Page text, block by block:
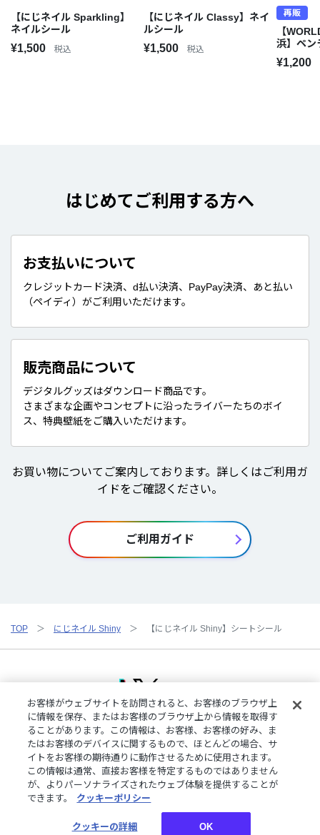
【にじネイル Sparkling】
ネイルシール
¥1,500 税込
【にじネイル Classy】ネイ
ルシール
¥1,500 税込
再販
【
浜】ペン
¥1,200
はじめてご利用する方へ
お支払いについて
クレジットカード決済、d払い決済、PayPay決済、あと払い
（ペイディ）がご利用いただけます。
販売商品について
デジタルグッズはダウンロード商品です。
さまざまな企画やコンセプトに沿ったライバーたちのボイ
ス、特典壁紙をご購入いただけます。
お買い物についてご案内しております。詳しくはご利用ガ
イドをご確認ください。
ご利用ガイド
TOP にじネイル Shiny 【にじネイル Shiny】シートシール
ご利用規約プライバシーポリシー
特定商取引法に基づく表記
ご利用ガイドよくある質問お問い合わせにじさんじ公式サイト
クッキーの詳細
©︎ANYCOLOR, Inc.
お客様がウェブサイトを訪問されると、お客様のブラウザ上
に情報を保存、またはお客様のブラウザ上から情報を取得す
ることがあります。この情報は、お客様、お客様の好み、ま
たはお客様のデバイスに関するもので、ほとんどの場合、サ
イトをお客様の期待通りに動作させるために使用されます。
この情報は通常、直接お客様を特定するものではありません
が、よりパーソナライズされたウェブ体験を提供することが
できます。
クッキーポリシー
クッキーの詳細 OK